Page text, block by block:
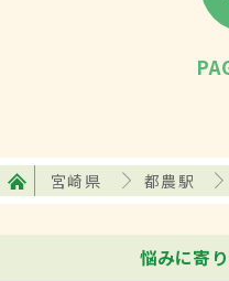
宮崎県 都農駅
悩みに寄